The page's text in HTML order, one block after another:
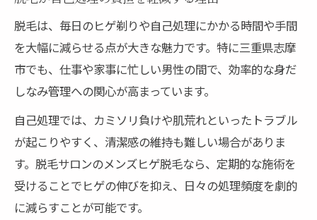
脱毛は、毎日のヒゲ剃りや自己処理にかかる時間や手間
を大幅に減らせる点が大きな魅力です。特に三重県志摩
市でも、仕事や家事に忙しい男性の間で、効率的な身だ
しなみ管理への関心が高まっています。
自己処理では、カミソリ負けや肌荒れといったトラブル
が起こりやすく、清潔感の維持も難しい場合がありま
す。脱毛サロンのメンズヒゲ脱毛なら、定期的な施術を
受けることでヒゲの伸びを抑え、日々の処理頻度を劇的
に減らすことが可能です。